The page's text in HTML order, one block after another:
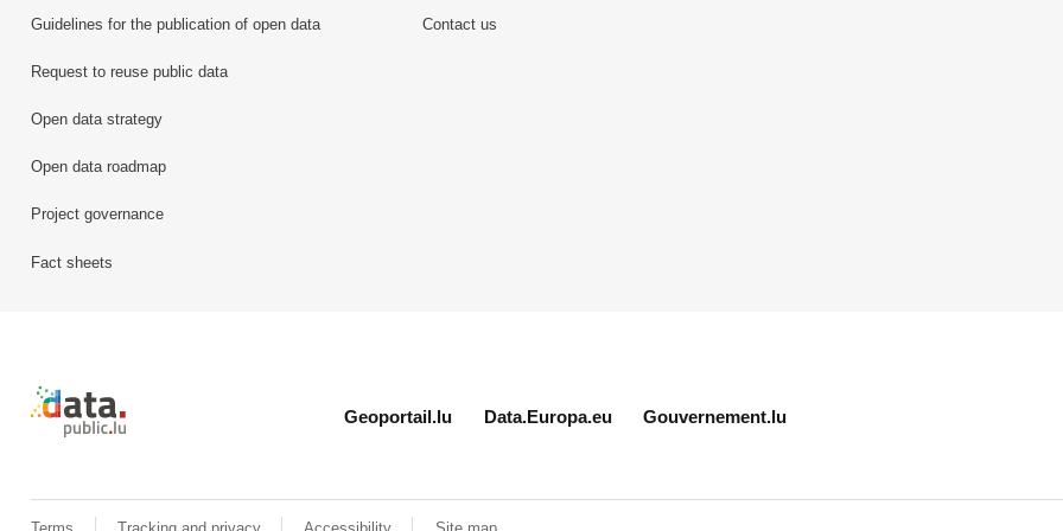
Guidelines for the publication of open data
Request to reuse public data
Open data strategy
Open data roadmap
Project governance
Fact sheets
Contact us
Retour à l'accueil de data.public.lu
Geoportail.lu Data.Europa.eu Gouvernement.lu